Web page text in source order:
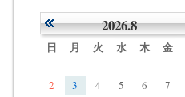
2026.8
日 月 火 水 木 金
2
3 4 5 6 7